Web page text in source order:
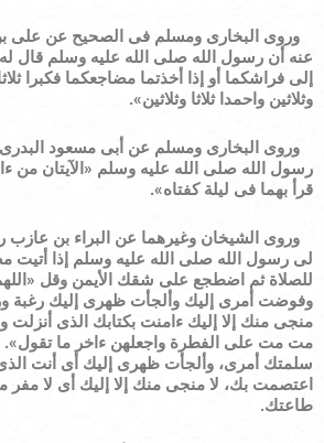
وروى البخارى ومسلم فى الصحيح عن على
عنه أن رسول الله صلى الله عليه وسلم قال
إلى فراشكما أو إذا أخذتما مضاجعكما فكبرا
وثلاثين واحمدا ثلاثا وثلاثين»
.
وروى البخارى ومسلم عن أبى مسعود
رسول الله صلى الله عليه وسلم « الآيتان من
قرأ بهما فى ليلة كفتاه»
.
وروى الشيخان وغيرهما عن البراء بن عازب
لى رسول الله صلى الله عليه وسلم إذا
للصلاة ثم اضطجع على شقك الأيمن وقل «
وفوضت أمرى إليك وألجأت ظهرى إليك رغبة
منجى منك إلا إليك ءامنت بكتابك الذى أنزلت
مت مت على الفطرة واجعلهن ءاخر ما تقول»
.
سلمتك أمرى، وألجأت ظهرى إليك أى أنت
اعتصمت بك، لا منجى منك إلا إليك أى لا مفر
طاعتك.